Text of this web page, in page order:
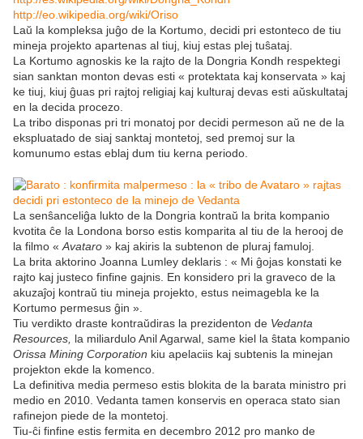
http://eo.wikipedia.org/wiki/Oriso
Laŭ la kompleksa juĝo de la Kortumo, decidi pri estonteco de tiu
mineja projekto apartenas al tiuj, kiuj estas plej tuŝataj.
La Kortumo agnoskis ke la rajto de la Dongria Kondh respektegi
sian sanktan monton devas esti « protektata kaj konservata » kaj
ke tiuj, kiuj ĝuas pri rajtoj religiaj kaj kulturaj devas esti aŭskultataj
en la decida procezo.
La tribo disponas pri tri monatoj por decidi permeson aŭ ne de la
ekspluatado de siaj sanktaj montetoj, sed premoj sur la
komunumo estas eblaj dum tiu kerna periodo.
La senŝanceliĝa lukto de la Dongria kontraŭ la brita kompanio
kvotita ĉe la Londona borso estis komparita al tiu de la herooj de
la filmo « Avataro » kaj akiris la subtenon de pluraj famuloj.
La brita aktorino Joanna Lumley deklaris : « Mi ĝojas konstati ke
rajto kaj justeco finfine gajnis. En konsidero pri la graveco de la
akuzaĵoj kontraŭ tiu mineja projekto, estus neimagebla ke la
Kortumo permesus ĝin ».
Tiu verdikto draste kontraŭdiras la prezidenton de Vedanta
Resources, la miliardulo Anil Agarwal, same kiel la ŝtata kompanio
Orissa Mining Corporation kiu apelaciis kaj subtenis la minejan
projekton ekde la komenco.
La definitiva media permeso estis blokita de la barata ministro pri
medio en 2010. Vedanta tamen konservis en operaca stato sian
rafinejon piede de la montetoj.
Tiu-ĉi finfine estis fermita en decembro 2012 pro manko de